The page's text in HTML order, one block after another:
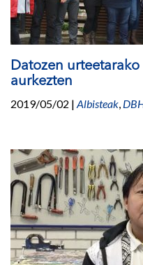
Datozen
aurkezten
2019/05/02 | Albisteak,